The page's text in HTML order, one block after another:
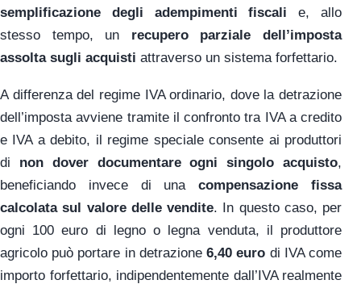
semplificazione degli adempimenti fiscali e, allo
stesso tempo, un recupero parziale dell’imposta
assolta sugli acquisti attraverso un sistema forfettario.
A differenza del regime IVA ordinario, dove la detrazione
dell’imposta avviene tramite il confronto tra IVA a credito
e IVA a debito, il regime speciale consente ai produttori
di non dover documentare ogni singolo acquisto,
beneficiando invece di unacompensazione fissa
calcolata sul valore delle vendite. In questo caso, per
ogni 100 euro di legno o legna venduta, il produttore
agricolo può portare in detrazione6,40 euro di IVA come
importo forfettario, indipendentemente dall’IVA realmente